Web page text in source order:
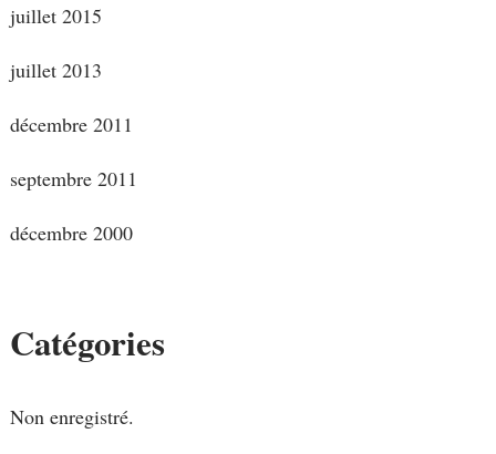
juillet 2015
juillet 2013
décembre 2011
septembre 2011
décembre 2000
Catégories
Non enregistré.